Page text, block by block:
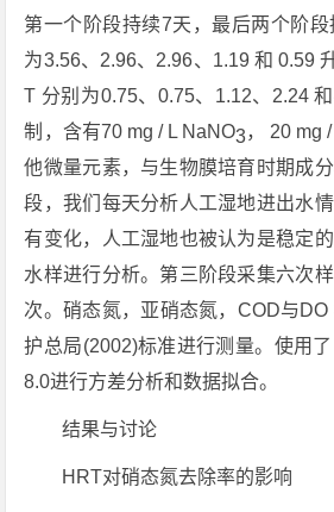
第一个阶段持续7天，最后两个阶段
为3.56、2.96、2.96、1.19 和 0.59
T 分别为0.75、0.75、1.12、2.24
制，含有70 mg / L NaNO3， 20 mg
他微量元素，与生物膜培育时期成
段，我们每天分析人工湿地进出水
有变化，人工湿地也被认为是稳定
水样进行分析。第三阶段采集六次
次。硝态氮，亚硝态氮，COD与
护总局(2002)标准进行测量。使用
8.0进行方差分析和数据拟合。
结果与讨论
HRT对硝态氮去除率的影响